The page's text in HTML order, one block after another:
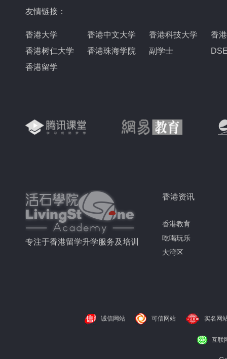
友情链接：
香港大学 香港中文大学 香港科技大学
香
香港树仁大学
香港珠海学院 副学士
香港留学
专注于香港留学升学服务及培训
香港资讯
香港教育
吃喝玩乐
大湾区
诚信网站 可信网站 实名网
互联